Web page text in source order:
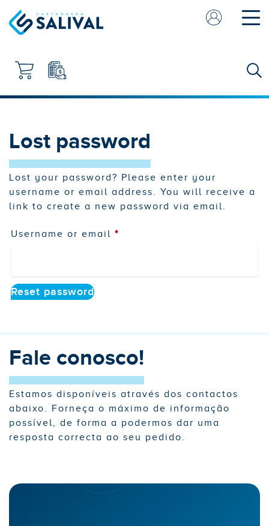
CAIXAS CANELADO
CAIXAS ENVIO
CAIXAS CARTOLINA
EXPOSITORES
EMPRESA
Lost password
Lost your password? Please enter your
username or email address. You will receive a
link to create a new password via email.
Username or email *
Reset password
Fale conosco!
Estamos disponíveis através dos contactos
abaixo. Forneça o máximo de informação
possível, de forma a podermos dar uma
resposta correcta ao seu pedido.